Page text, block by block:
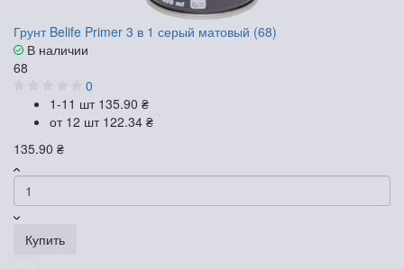
Грунт Belife Primer 3 в 1 серый матовый (68)
В наличии
68
0
1-11 шт 135.90 ₴
от 12 шт 122.34 ₴
135.90 ₴
Купить